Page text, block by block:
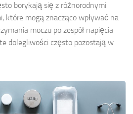
borykają się z różnorodnymi
które mogą znacząco wpływać na
moczu po zespół napięcia
dolegliwości często pozostają w